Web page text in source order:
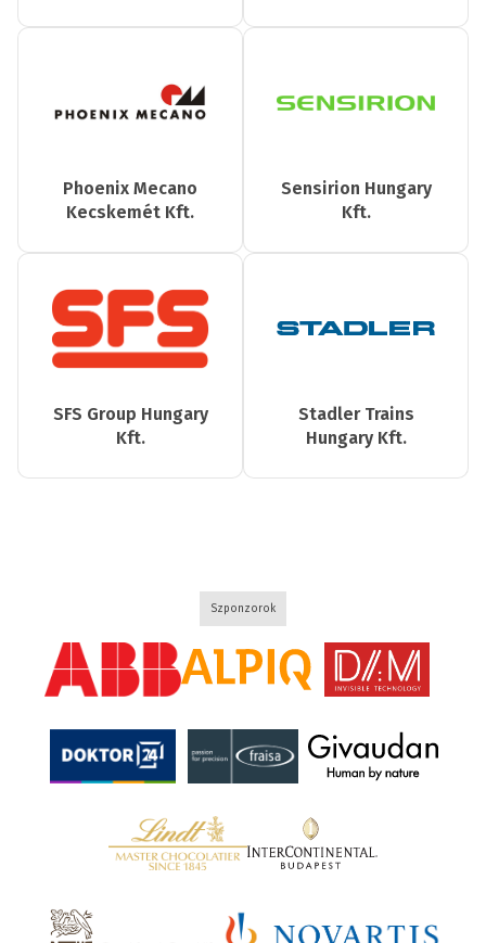
Phoenix Mecano
Kecskemét Kft.
Sensirion Hungary
Kft.
SFS Group Hungary
Kft.
Stadler Trains
Hungary Kft.
Szponzorok